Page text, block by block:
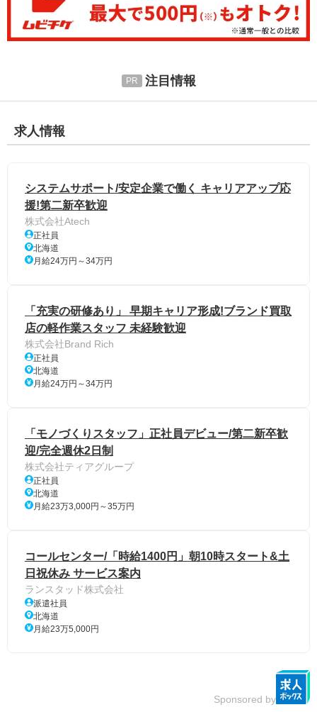
注目情報
求人情報
システムサポート/安定企業で働く キャリアアップ応
援!第二新卒歓迎
株式会社Atech
正社員
北海道
月給24万円～34万円
「充実の研修あり」 早期キャリア形成!ブランド買取
店の軽作業スタッフ 未経験歓迎
株式会社Brand Rich
正社員
北海道
月給24万円～34万円
「モノづくりスタッフ」正社員デビュー/第二新卒歓
迎/完全週休2日制
株式会社ティアグループ
正社員
北海道
月給23万3,000円～35万円
コールセンター/「時給1400円」朝10時スタート&土
日祝休み サービス案内
ランスタッド株式会社
派遣社員
北海道
月給23万5,000円
Sponsored by